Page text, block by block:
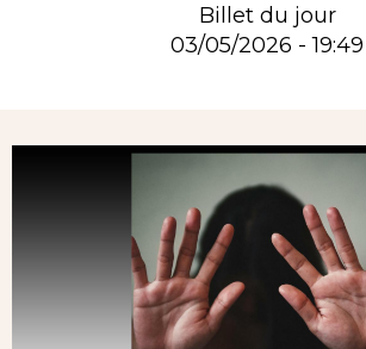
Billet du jour
03/05/2026 - 19:49